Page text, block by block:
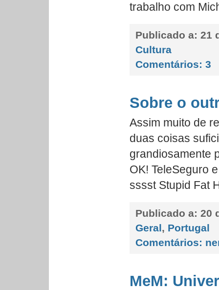
trabalho com
Publicado a: 21
Cultura
Comentários: 3
Sobre o
Assim muito de
duas coisas
grandiosamente
OK! TeleSeguro
sssst Stupid Fat
Publicado a: 20
Geral, Portugal
Comentários:
MeM: